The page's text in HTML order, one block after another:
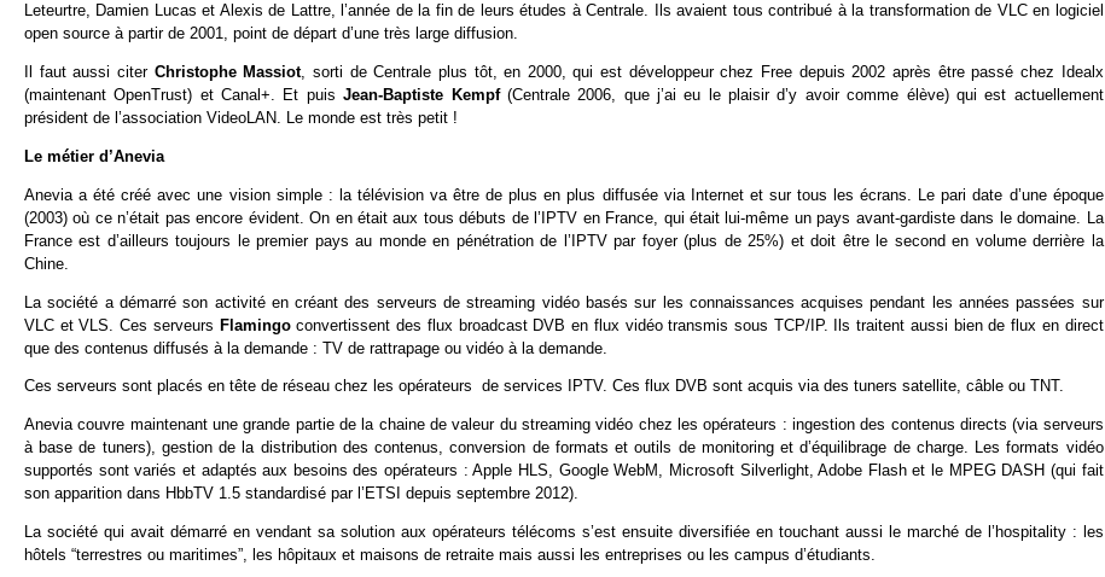
Leteurtre, Damien Lucas et Alexis de Lattre, l’année de la fin de leurs études à Centrale. Ils avaient tous contribué à la transformation de VLC en logiciel
open source à partir de 2001, point de départ d’une très large diffusion.
Il faut aussi citer Christophe Massiot, sorti de Centrale plus tôt, en 2000, qui est développeur chez Free depuis 2002 après être passé chez Idealx
(maintenant OpenTrust) et Canal+. Et puisJean-Baptiste Kempf (Centrale 2006, que j’ai eu le plaisir d’y avoir comme élève) qui est actuellement
président de l’association VideoLAN. Le monde est très petit !
Le métier d’Anevia
Anevia a été créé avec une vision simple : la télévision va être de plus en plus diffusée via Internet et sur tous les écrans. Le pari date d’une époque
(2003) où ce n’était pas encore évident. On en était aux tous débuts de l’IPTV en France, qui était lui-même un pays avant-gardiste dans le domaine. La
France est d’ailleurs toujours le premier pays au monde en pénétration de l’IPTV par foyer (plus de 25%) et doit être le second en volume derrière la
Chine.
La société a démarré son activité en créant des serveurs de streaming vidéo basés sur les connaissances acquises pendant les années passées sur
VLC et VLS. Ces serveurs Flamingoconvertissent des flux broadcast DVB en flux vidéo transmis sous TCP/IP. Ils traitent aussi bien de flux en direct
que des contenus diffusés à la demande : TV de rattrapage ou vidéo à la demande.
Ces serveurs sont placés en tête de réseau chez les opérateurs de services IPTV. Ces flux DVB sont acquis via des tuners satellite, câble ou TNT.
Anevia couvre maintenant une grande partie de la chaine de valeur du streaming vidéo chez les opérateurs : ingestion des contenus directs (via serveurs
à base de tuners), gestion de la distribution des contenus, conversion de formats et outils de monitoring et d’équilibrage de charge. Les formats vidéo
supportés sont variés et adaptés aux besoins des opérateurs : Apple HLS, Google WebM, Microsoft Silverlight, Adobe Flash et le MPEG DASH (qui fait
son apparition dans HbbTV 1.5 standardisé par l’ETSI depuis septembre 2012).
La société qui avait démarré en vendant sa solution aux opérateurs télécoms s’est ensuite diversifiée en touchant aussi le marché de l’hospitality : les
hôtels “terrestres ou maritimes”, les hôpitaux et maisons de retraite mais aussi les entreprises ou les campus d’étudiants.